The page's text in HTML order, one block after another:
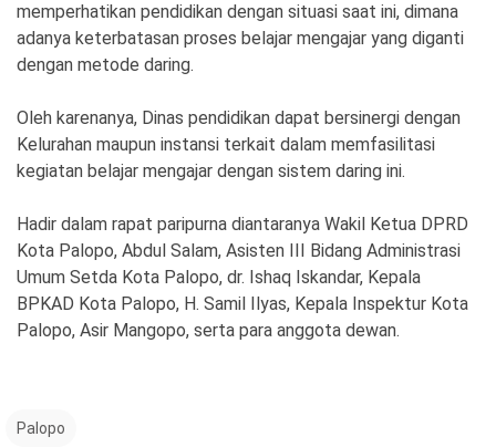
memperhatikan pendidikan dengan situasi saat ini, dimana
adanya keterbatasan proses belajar mengajar yang diganti
dengan metode daring.
Oleh karenanya, Dinas pendidikan dapat bersinergi dengan
Kelurahan maupun instansi terkait dalam memfasilitasi
kegiatan belajar mengajar dengan sistem daring ini.
Hadir dalam rapat paripurna diantaranya Wakil Ketua DPRD
Kota Palopo, Abdul Salam, Asisten III Bidang Administrasi
Umum Setda Kota Palopo, dr. Ishaq Iskandar, Kepala
BPKAD Kota Palopo, H. Samil Ilyas, Kepala Inspektur Kota
Palopo, Asir Mangopo, serta para anggota dewan.
Palopo